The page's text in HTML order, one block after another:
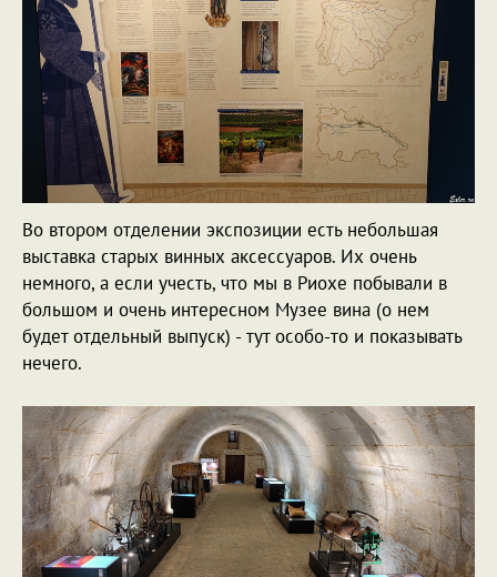
Во втором отделении экспозиции есть небольшая
выставка старых винных аксессуаров. Их очень
немного, а если учесть, что мы в Риохе побывали в
большом и очень интересном Музее вина (о нем
будет отдельный выпуск) - тут особо-то и показывать
нечего.